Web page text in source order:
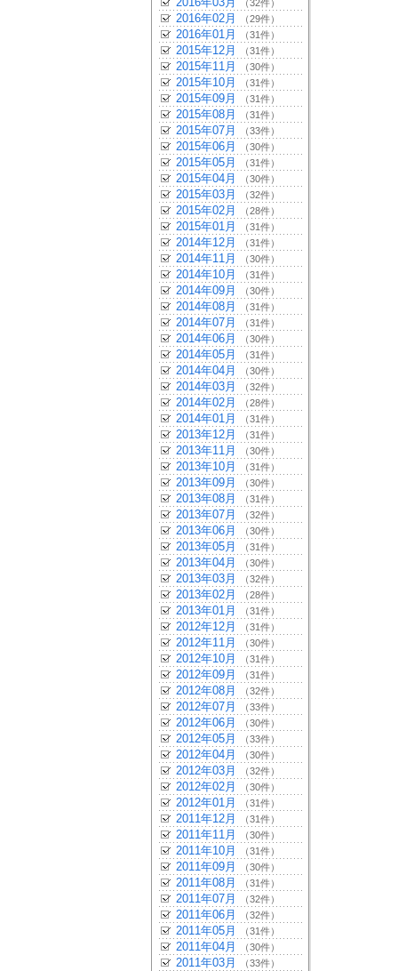
（32件）
2016年02月 （29件）
2016年01月 （31件）
2015年12月 （31件）
2015年11月 （30件）
2015年10月 （31件）
2015年09月 （31件）
2015年08月 （31件）
2015年07月 （33件）
2015年06月 （30件）
2015年05月 （31件）
2015年04月 （30件）
2015年03月 （32件）
2015年02月 （28件）
2015年01月 （31件）
2014年12月 （31件）
2014年11月 （30件）
2014年10月 （31件）
2014年09月 （30件）
2014年08月 （31件）
2014年07月 （31件）
2014年06月 （30件）
2014年05月 （31件）
2014年04月 （30件）
2014年03月 （32件）
2014年02月 （28件）
2014年01月 （31件）
2013年12月 （31件）
2013年11月 （30件）
2013年10月 （31件）
2013年09月 （30件）
2013年08月 （31件）
2013年07月 （32件）
2013年06月 （30件）
2013年05月 （31件）
2013年04月 （30件）
2013年03月 （32件）
2013年02月 （28件）
2013年01月 （31件）
2012年12月 （31件）
2012年11月 （30件）
2012年10月 （31件）
2012年09月 （31件）
2012年08月 （32件）
2012年07月 （33件）
2012年06月 （30件）
2012年05月 （33件）
2012年04月 （30件）
2012年03月 （32件）
2012年02月 （30件）
2012年01月 （31件）
2011年12月 （31件）
2011年11月 （30件）
2011年10月 （31件）
2011年09月 （30件）
2011年08月 （31件）
2011年07月 （32件）
2011年06月 （32件）
2011年05月 （31件）
2011年04月 （30件）
2011年03月 （33件）